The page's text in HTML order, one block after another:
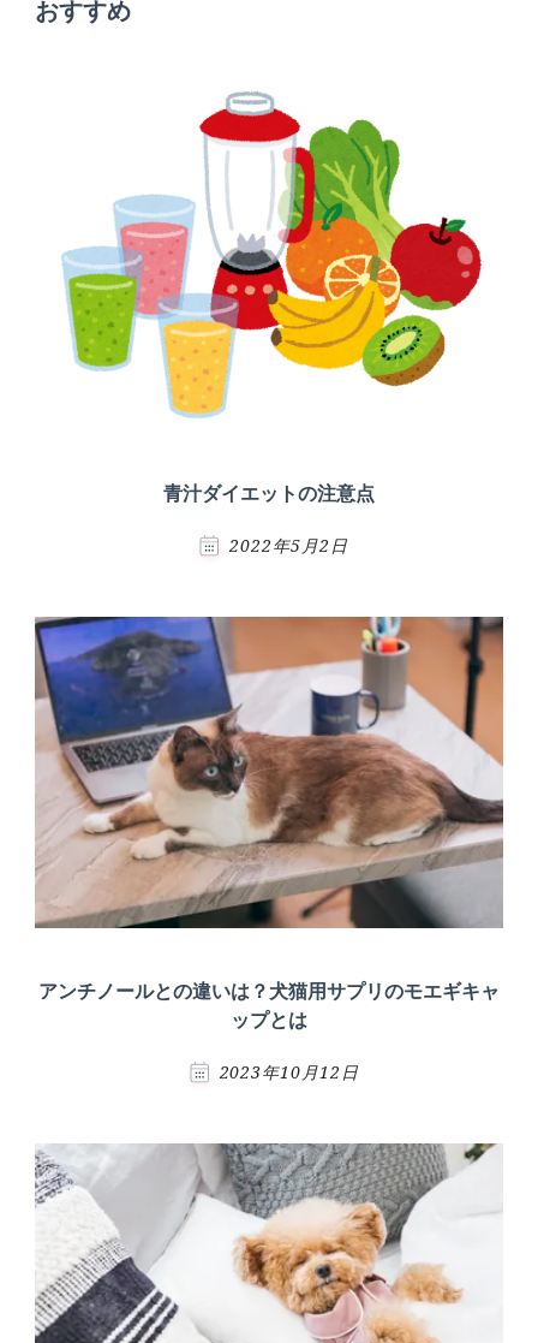
ー
ン
おすすめ
青汁ダイエットの注意点
2022年5月2日
アンチノールとの違いは？犬猫用サプリのモエギキャ
ップとは
2023年10月12日